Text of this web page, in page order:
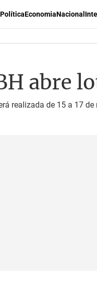
PolíticaEconomiaNacional
abre
realizada de 15 a 17